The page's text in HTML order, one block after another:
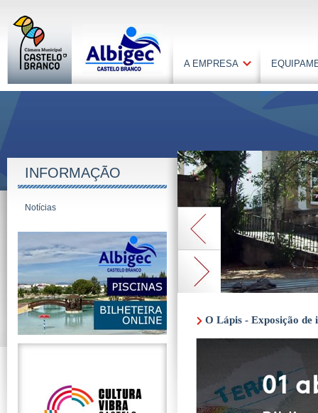
A EMPRESA
INFORMAÇÃO
Notícias
O Lápis - Exposição de